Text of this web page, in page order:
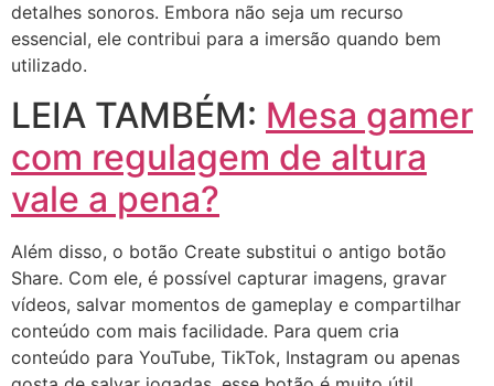
detalhes sonoros. Embora não seja um recurso
essencial, ele contribui para a imersão quando bem
utilizado.
LEIA TAMBÉM: Mesa gamer
com regulagem de altura
vale a pena?
Além disso, o botão Create substitui o antigo botão
Share. Com ele, é possível capturar imagens, gravar
vídeos, salvar momentos de gameplay e compartilhar
conteúdo com mais facilidade. Para quem cria
conteúdo para YouTube, TikTok, Instagram ou apenas